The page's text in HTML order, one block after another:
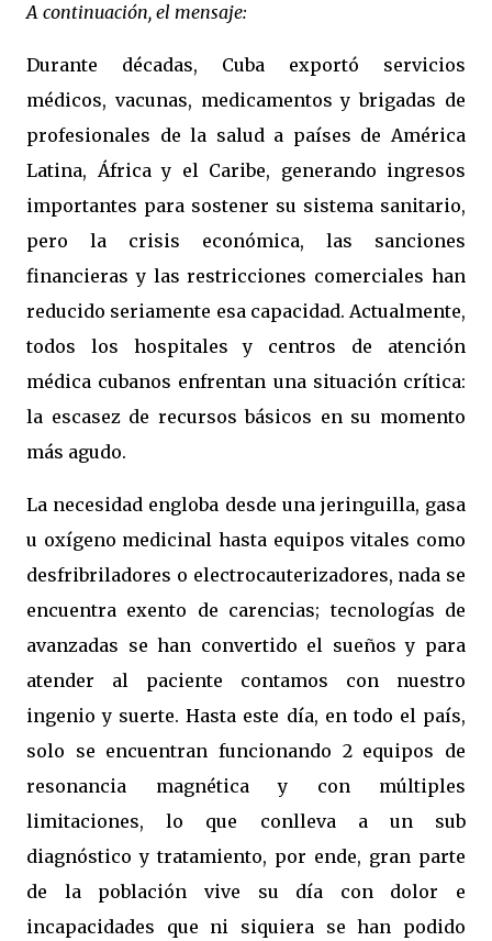
A continuación, el mensaje:
Durante décadas, Cuba exportó servicios
médicos, vacunas, medicamentos y brigadas de
profesionales de la salud a países de América
Latina, África y el Caribe, generando ingresos
importantes para sostener su sistema sanitario,
pero la crisis económica, las sanciones
financieras y las restricciones comerciales han
reducido seriamente esa capacidad. Actualmente,
todos los hospitales y centros de atención
médica cubanos enfrentan una situación crítica:
la escasez de recursos básicos en su momento
más agudo.
La necesidad engloba desde una jeringuilla, gasa
u oxígeno medicinal hasta equipos vitales como
desfribriladores o electrocauterizadores, nada se
encuentra exento de carencias; tecnologías de
avanzadas se han convertido el sueños y para
atender al paciente contamos con nuestro
ingenio y suerte. Hasta este día, en todo el país,
solo se encuentran funcionando 2 equipos de
resonancia magnética y con múltiples
limitaciones, lo que conlleva a un sub
diagnóstico y tratamiento, por ende, gran parte
de la población vive su día con dolor e
incapacidades que ni siquiera se han podido